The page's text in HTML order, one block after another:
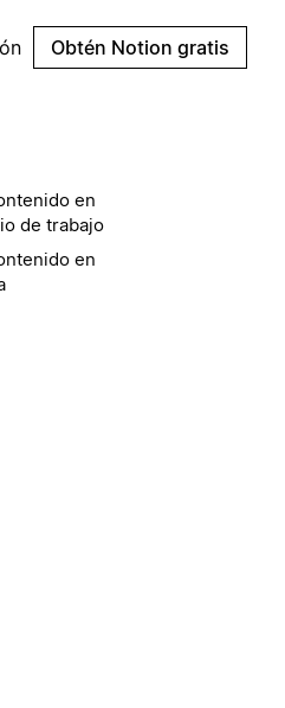
Obtén Notion gratis
en
de trabajo
en